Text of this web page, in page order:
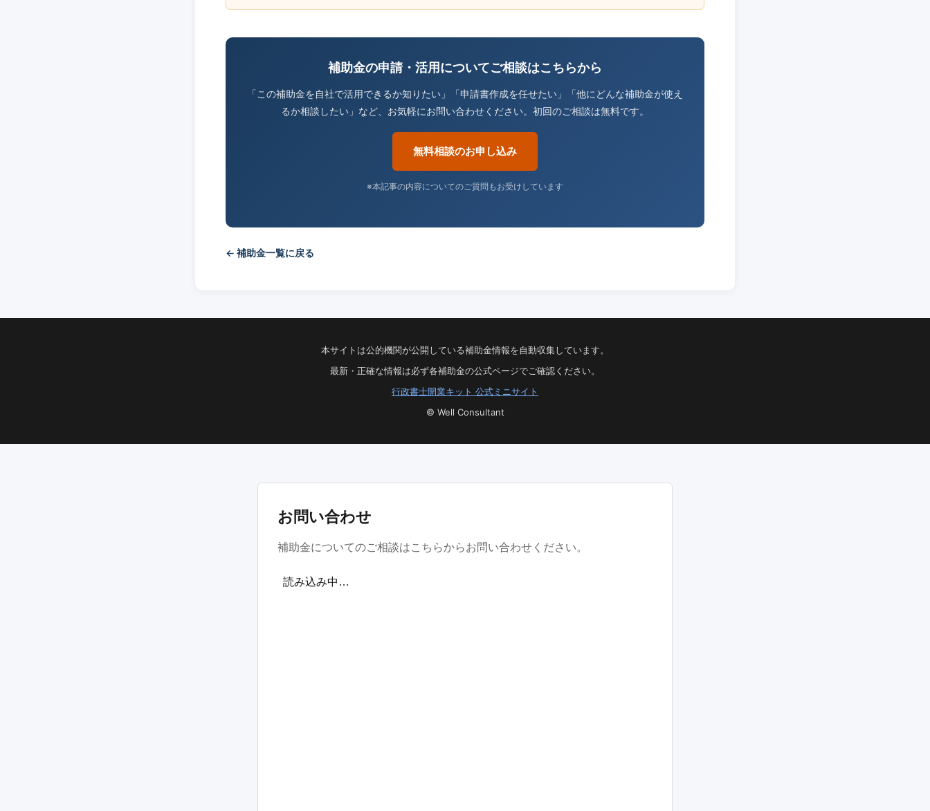
補助金の申請・活用についてご相談はこちらから
「この補助金を自社で活用できるか知りたい」「申請書作成を任せたい」「他にどんな補助金が使え
るか相談したい」など、お気軽にお問い合わせください。初回のご相談は無料です。
無料相談のお申し込み
※本記事の内容についてのご質問もお受けしています
← 補助金一覧に戻る
本サイトは公的機関が公開している補助金情報を自動収集しています。
最新・正確な情報は必ず各補助金の公式ページでご確認ください。
行政書士開業キット 公式ミニサイト
© Well Consultant
お問い合わせ
補助金についてのご相談はこちらからお問い合わせください。